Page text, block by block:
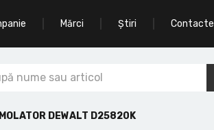
Mărci Știri Contacte
DEWALT D25820K